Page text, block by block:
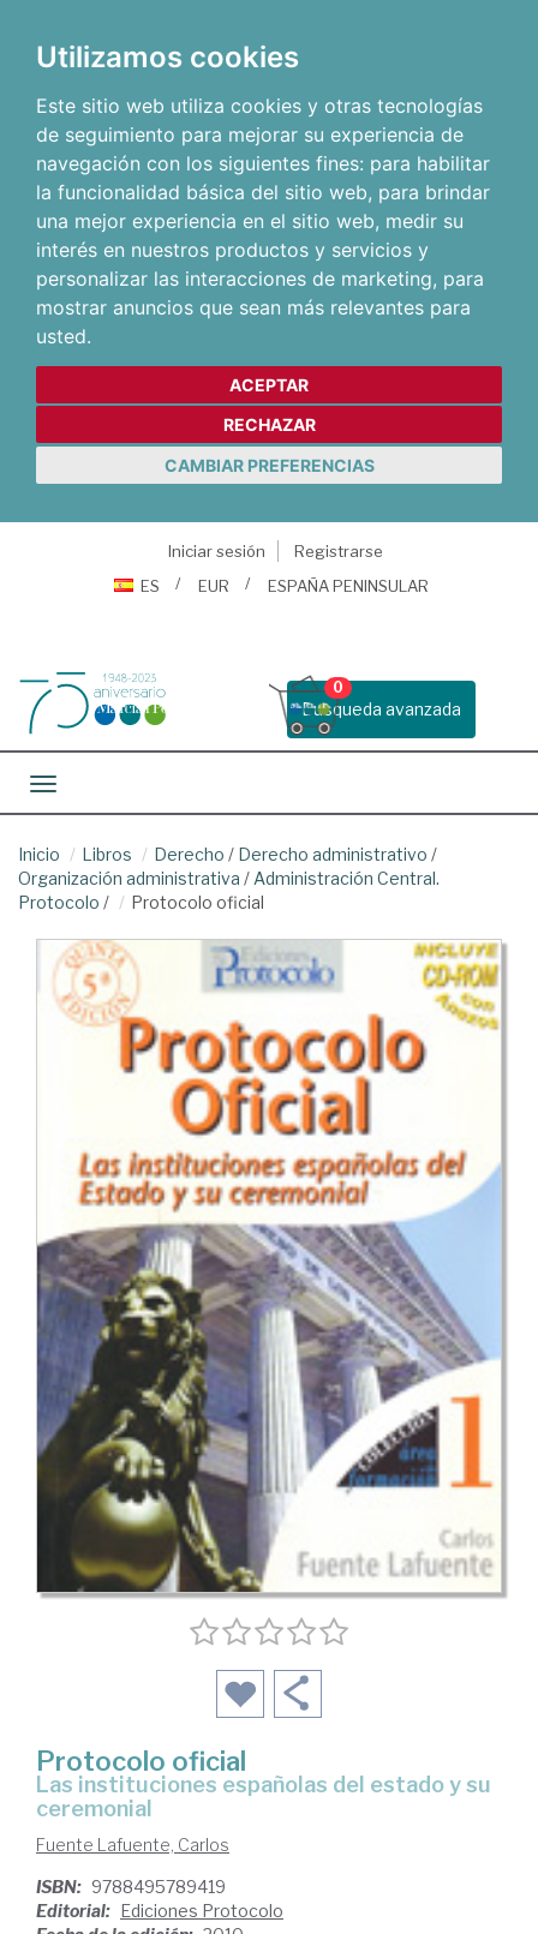
Utilizamos cookies
Este sitio web utiliza cookies y otras tecnologías
de seguimiento para mejorar su experiencia de
navegación con los siguientes fines: para habilitar
la funcionalidad básica del sitio web, para brindar
una mejor experiencia en el sitio web, medir su
interés en nuestros productos y servicios y
personalizar las interacciones de marketing, para
mostrar anuncios que sean más relevantes para
usted.
ACEPTAR
RECHAZAR
CAMBIAR PREFERENCIAS
Iniciar sesión
Registrarse
ES
EUR ESPAÑA PENINSULAR
Busqueda avanzada
0
Toggle navigation
Inicio Libros Derecho / Derecho administrativo /
Organización administrativa / Administración Central.
Protocolo / Protocolo oficial
Protocolo oficial
las instituciones españolas del estado y su
ceremonial
Fuente Lafuente, Carlos
ISBN: 9788495789419
Editorial: Ediciones Protocolo